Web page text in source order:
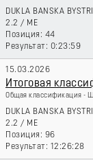
DUKLA BANSKA
2.2 / ME
44
0:23:59
15.03.2026
Итоговая
Общая классификация -
DUKLA BANSKA
2.2 / ME
96
12:26:28